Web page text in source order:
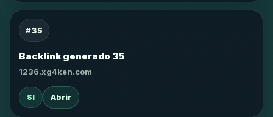
#35
Backlink generado 35
1236.xg4ken.com
SI Abrir